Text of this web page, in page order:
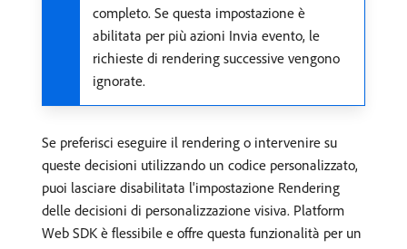
completo. Se questa impostazione è
abilitata per più azioni Invia evento, le
richieste di rendering successive vengono
ignorate.
Se preferisci eseguire il rendering o intervenire su
queste decisioni utilizzando un codice personalizzato,
puoi lasciare disabilitata l'impostazione Rendering
delle decisioni di personalizzazione visiva. Platform
Web SDK è flessibile e offre questa funzionalità per un